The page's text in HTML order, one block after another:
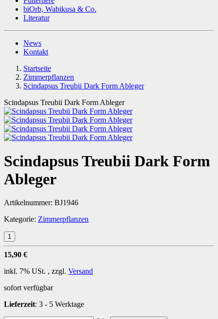
biOrb, Wabikusa & Co.
Literatur
News
Kontakt
Startseite
Zimmerpflanzen
Scindapsus Treubii Dark Form Ableger
Scindapsus Treubii Dark Form Ableger
Scindapsus Treubii Dark Form
Ableger
Artikelnummer: BJ1946
Kategorie: Zimmerpflanzen
15,90 €
inkl. 7% USt. , zzgl. Versand
sofort verfügbar
Lieferzeit: 3 - 5 Werktage